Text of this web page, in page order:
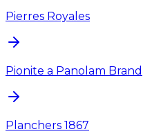
Pierres Royales
Pionite a Panolam Brand
Planchers 1867